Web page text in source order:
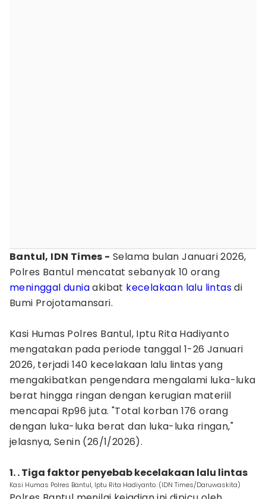
Bantul, IDN Times - Selama bulan Januari 2026,
Polres Bantul mencatat sebanyak 10 orang
meninggal duniaakibat kecelakaan lalu lintasdi
Bumi Projotamansari.
‎Kasi Humas Polres Bantul, Iptu Rita Hadiyanto
mengatakan pada periode tanggal 1-26 Januari
2026, terjadi 140 kecelakaan lalu lintas yang
mengakibatkan pengendara mengalami luka-luka
berat hingga ringan dengan kerugian materiil
mencapai Rp96 juta. "Total korban 176 orang
dengan luka-luka berat dan luka-luka ringan,"
jelasnya, Senin (26/1/2026).
1. . ‎Tiga faktor penyebab kecelakaan lalu lintas
‎Kasi Humas Polres Bantul, Iptu Rita Hadiyanto. (IDN Times/Daruwaskita)